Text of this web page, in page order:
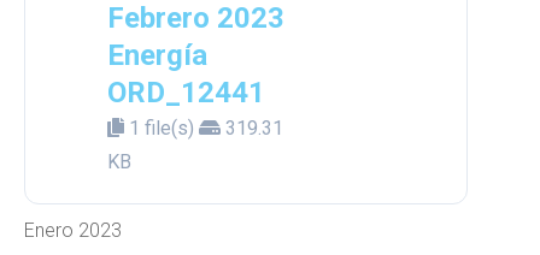
Febrero 2023
Energía
ORD_12441
1 file(s)
319.31
KB
Enero 2023